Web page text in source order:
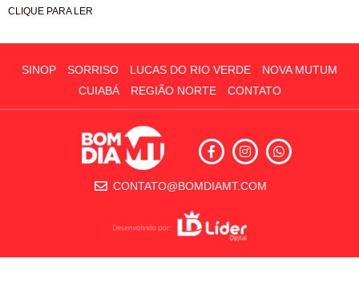
CLIQUE PARA LER
SINOP SORRISO LUCAS DO RIO VERDE
NOVA MUTUM
CUIABÁ
REGIÃO NORTE CONTATO
CONTATO@BOMDIAMT.COM